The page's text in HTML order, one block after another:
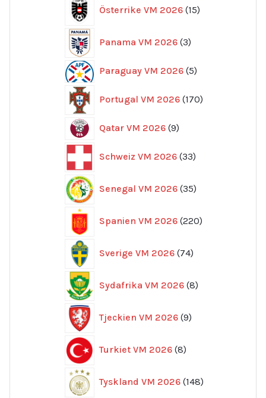
Österrike VM 2026 15
produkter
Panama VM 2026 3
produkter
Paraguay VM 2026 55
Portugal VM 2026 170
produkter
Qatar VM 2026 99
Schweiz VM 2026 33
produkter
Senegal VM 2026 35
produkter
Spanien VM 2026 220
produkter
Sverige VM 2026 74
produkter
Sydafrika VM 2026 8
produkter
Tjeckien VM 2026 9
produkter
Turkiet VM 2026 8
produkter
Tyskland VM 2026 148
produkter